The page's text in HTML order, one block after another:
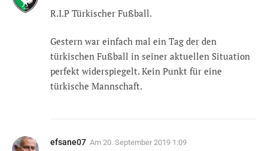
R.I.P Türkischer Fußball.
Gestern war einfach mal ein Tag der den
türkischen Fußball in seiner aktuellen Situation
perfekt widerspiegelt. Kein Punkt für eine
türkische Mannschaft.
efsane07 Am 20. September 2019 1:09